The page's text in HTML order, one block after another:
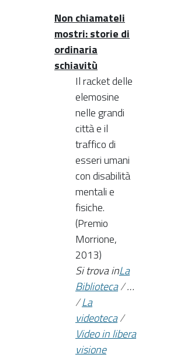
Non chiamateli
mostri: storie di
ordinaria
schiavitù
Il racket delle
elemosine
nelle grandi
città e il
traffico di
esseri umani
con disabilità
mentali e
fisiche.
(Premio
Morrione,
2013)
Si trova inLa
Biblioteca/…
/La
videoteca/
Video in libera
visione